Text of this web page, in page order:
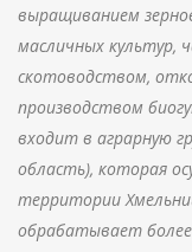
выращиванием
масличных культур,
скотоводством,
производством
входит в аграрную
область), которая
территории
обрабатывает более